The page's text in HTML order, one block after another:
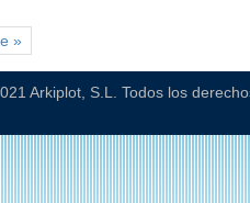
»
Arkiplot, S.L. Todos los